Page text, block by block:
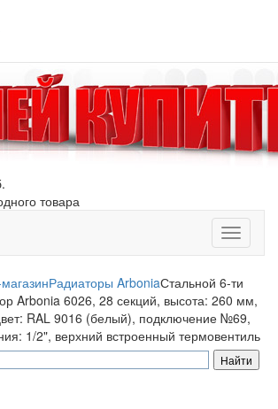
товара
Toggle
Радиаторы ArboniaСтальной 6-ти
Arbonia 6026, 28 секций, высота: 260 мм,
RAL 9016 (белый), подключение №69,
1/2", верхний встроенный термовентиль